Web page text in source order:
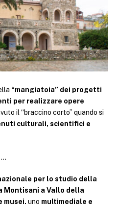
“mangiatoia” dei progetti
per realizzare opere
il “braccino corto” quando si
culturali, scientifici e
…
per lo studio della
Montisani a Vallo della
musei, uno multimediale e